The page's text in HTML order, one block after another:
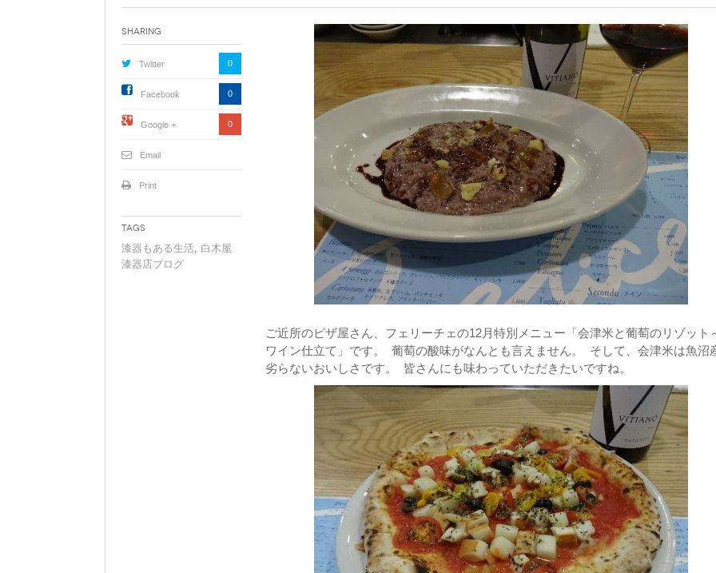
ご近所のピザ屋さん、フェリーチェの12月特別メニュー「会津米と葡萄のリゾット
ワイン仕立て」です。 葡萄の酸味がなんとも言えません。 そして、会津米は魚沼
劣らないおいしさです。 皆さんにも味わっていただきたいですね。
Sharing
Twitter 0
Facebook 0
Google + 0
Email
Print
Tags
漆器もある生活, 白木屋
漆器店ブログ